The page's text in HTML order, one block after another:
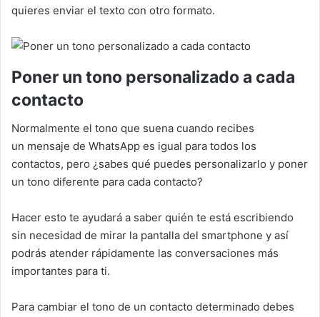
quieres enviar el texto con otro formato.
Poner un tono personalizado a cada
contacto
Normalmente el tono que suena cuando recibes
un mensaje de WhatsApp es igual para todos los
contactos, pero ¿sabes qué puedes personalizarlo y poner
un tono diferente para cada contacto?
Hacer esto te ayudará a saber quién te está escribiendo
sin necesidad de mirar la pantalla del smartphone y así
podrás atender rápidamente las conversaciones más
importantes para ti.
Para cambiar el tono de un contacto determinado debes